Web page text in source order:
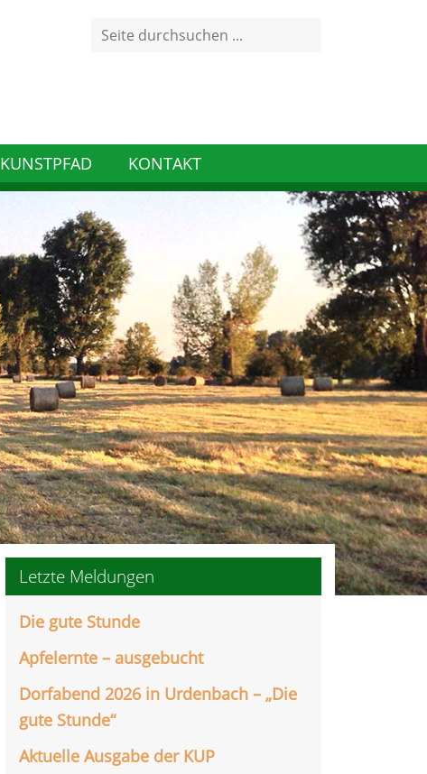
Search
KUNSTPFAD KONTAKT
Letzte Meldungen
Die gute Stunde
Apfelernte – ausgebucht
Dorfabend 2026 in Urdenbach – „Die
gute Stunde“
Aktuelle Ausgabe der KUP